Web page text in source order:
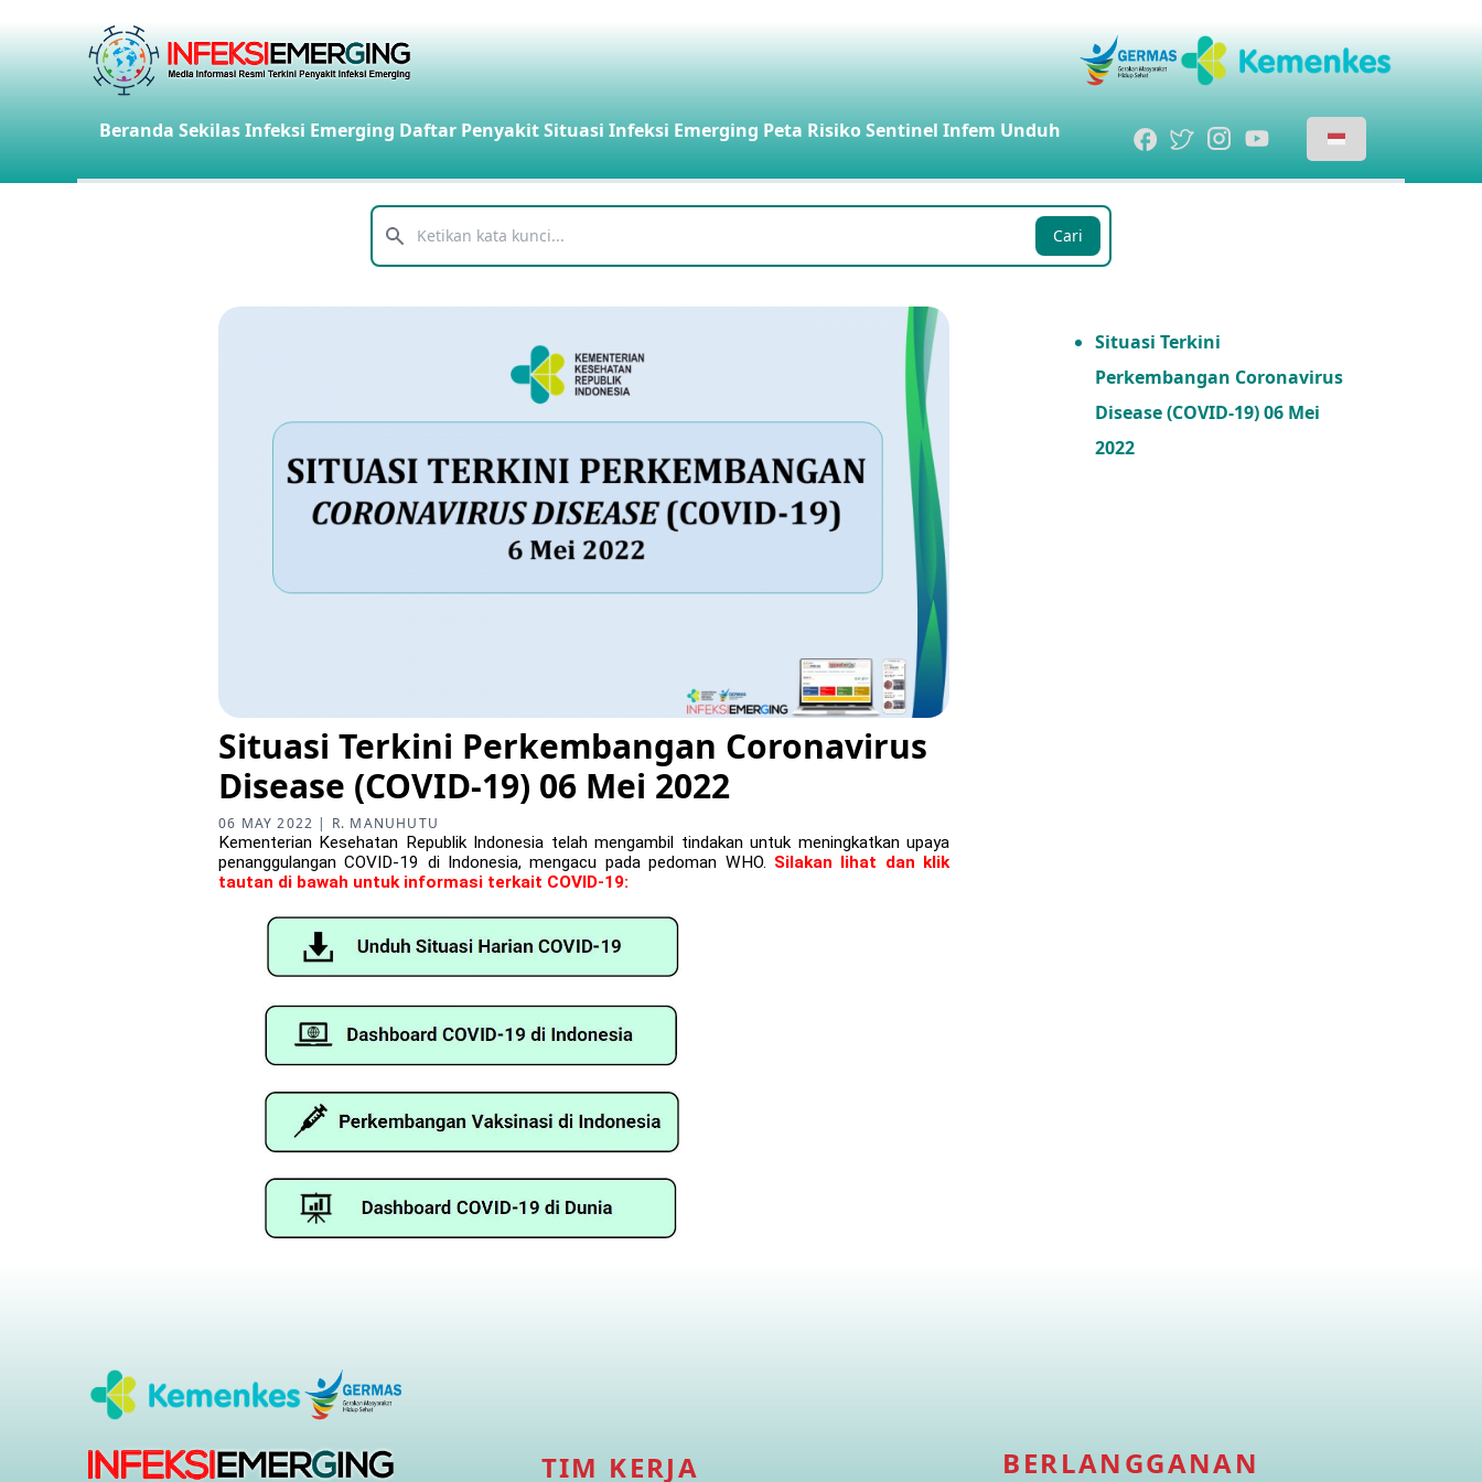
Beranda Sekilas Infeksi Emerging Daftar PenyakitSituasi Infeksi Emerging Peta RisikoSentinel Infem Unduh
Telusuri Cari
Situasi Terkini Perkembangan Coronavirus
Disease (COVID-19) 06 Mei 2022
06 MAY 2022 | R. MANUHUTU
Kementerian Kesehatan Republik Indonesia telah mengambil tindakan untuk meningkatkan upaya
penanggulangan COVID-19 di Indonesia, mengacu pada pedoman WHO. Silakan lihat dan klik
tautan di bawah untuk informasi terkait COVID-19:
Situasi Terkini
Perkembangan Coronavirus
Disease (COVID-19) 06 Mei
2022
TIM KERJA BERLANGGANAN